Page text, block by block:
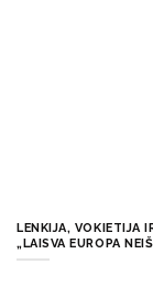
LENKIJA, VOKIETIJA
„LAISVA EUROPA